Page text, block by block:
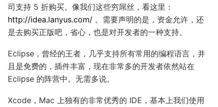
司支持 5 折购买。像我们这些穷屌丝，看这里：
http://idea.lanyus.com/ 。需要声明的是，资金允许，还
是去购买正版吧，省心，也是对开发者的一种支持。
Eclipse，曾经的王者，几乎支持所有常用的编程语言，并
且是免费的，插件丰富，现在非常多的开发者依然站在
Eclipse 的阵营中。无需多说。
Xcode，Mac 上独有的非常优秀的 IDE，基本上我们使用